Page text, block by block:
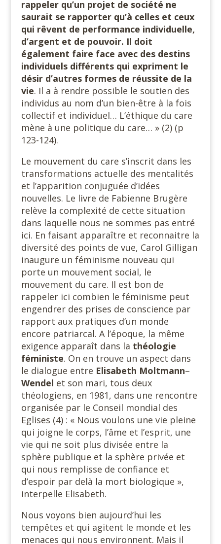
rappeler qu’un projet de société ne
saurait se rapporter qu’à celles et ceux
qui rêvent de performance individuelle,
d’argent et de pouvoir. Il doit
également faire face avec des destins
individuels différents qui expriment le
désir d’autres formes de réussite de la
vie. Il a à rendre possible le soutien des
individus au nom d’un bien-être à la fois
collectif et individuel… L’éthique du care
mène à une politique du care… » (2) (p
123-124).
Le mouvement du care s’inscrit dans les
transformations actuelle des mentalités
et l’apparition conjuguée d’idées
nouvelles. Le livre de Fabienne Brugère
relève la complexité de cette situation
dans laquelle nous ne sommes pas entré
ici. En faisant apparaître et reconnaitre la
diversité des points de vue, Carol Gilligan
inaugure un féminisme nouveau qui
porte un mouvement social, le
mouvement du care. Il est bon de
rappeler ici combien le féminisme peut
engendrer des prises de conscience par
rapport aux pratiques d’un monde
encore patriarcal. A l’époque, la même
exigence apparaît dans la théologie
féministe. On en trouve un aspect dans
le dialogue entre Elisabeth Moltmann–
Wendel et son mari, tous deux
théologiens, en 1981, dans une rencontre
organisée par le Conseil mondial des
Eglises (4) : « Nous voulons une vie pleine
qui joigne le corps, l’âme et l’esprit, une
vie qui ne soit plus divisée entre la
sphère publique et la sphère privée et
qui nous remplisse de confiance et
d’espoir par delà la mort biologique »,
interpelle Elisabeth.
Nous voyons bien aujourd’hui les
tempêtes et qui agitent le monde et les
menaces qui nous environnent. Mais il